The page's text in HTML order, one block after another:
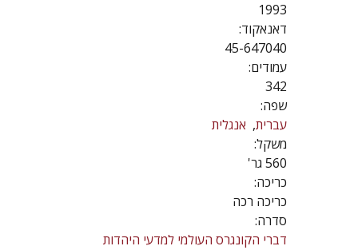
1993
דאנאקוד:
45-647040
עמודים:
342
שפה:
עברית אנגלית
משקל:
560 גר'
כריכה:
כריכה רכה
סדרה:
דברי הקונגרס העולמי למדעי היהדות